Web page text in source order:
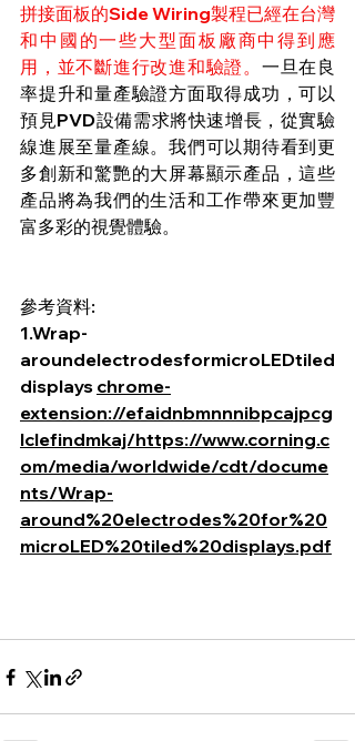
拼接面板的Side Wiring製程已經在台灣
和中國的一些大型面板廠商中得到應
用，並不斷進行改進和驗證。 一旦在良
率提升和量產驗證方面取得成功，可以
預見PVD設備需求將快速增長，從實驗
線進展至量產線。我們可以期待看到更
多創新和驚艷的大屏幕顯示產品，這些
產品將為我們的生活和工作帶來更加豐
富多彩的視覺體驗。
參考資料:
1.Wrap-
aroundelectrodesformicroLEDtiled
displays chrome-
extension://efaidnbmnnnibpcajpcg
lclefindmkaj/https://www.corning.c
om/media/worldwide/cdt/docume
nts/Wrap-
around%20electrodes%20for%20
microLED%20tiled%20displays.pdf